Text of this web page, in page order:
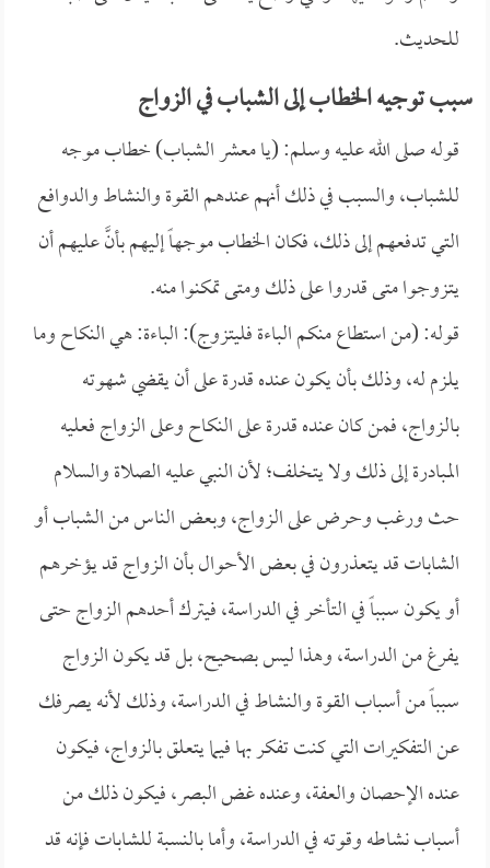
للحديث.
سبب توجيه الخطاب إلى الشباب في الزواج
قوله صلى الله عليه وسلم: (يا معشر الشباب) خطاب موجه
للشباب، والسبب في ذلك أنهم عندهم القوة والنشاط والدوافع
التي تدفعهم إلى ذلك، فكان الخطاب موجهاً إليهم بأنَّ عليهم أن
يتزوجوا متى قدروا على ذلك ومتى تمكنوا منه.
قوله: (من استطاع منكم الباءة فليتزوج): الباءة: هي النكاح وما
يلزم له، وذلك بأن يكون عنده قدرة على أن يقضي شهوته
بالزواج، فمن كان عنده قدرة على النكاح وعلى الزواج فعليه
المبادرة إلى ذلك ولا يتخلف؛ لأن النبي عليه الصلاة والسلام
حث ورغب وحرض على الزواج، وبعض الناس من الشباب أو
الشابات قد يتعذرون في بعض الأحوال بأن الزواج قد يؤخرهم
أو يكون سبباً في التأخر في الدراسة، فيترك أحدهم الزواج حتى
يفرغ من الدراسة، وهذا ليس بصحيح، بل قد يكون الزواج
سبباً من أسباب القوة والنشاط في الدراسة، وذلك لأنه يصرفك
عن التفكيرات التي كنت تفكر بها فيما يتعلق بالزواج، فيكون
عنده الإحصان والعفة، وعنده غض البصر، فيكون ذلك من
أسباب نشاطه وقوته في الدراسة، وأما بالنسبة للشابات فإنه قد